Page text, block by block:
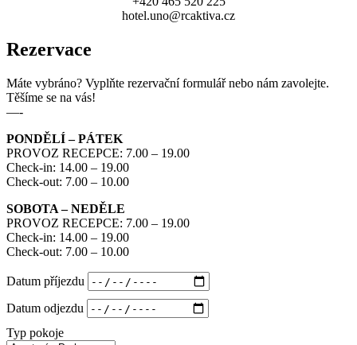
hotel.uno@rcaktiva.cz
Rezervace
Máte vybráno? Vyplňte rezervační formulář nebo nám zavolejte.
Těšíme se na vás!
—-
PONDĚLÍ – PÁTEK
PROVOZ RECEPCE: 7.00 – 19.00
Check-in: 14.00 – 19.00
Check-out: 7.00 – 10.00
SOBOTA – NEDĚLE
PROVOZ RECEPCE: 7.00 – 19.00
Check-in: 14.00 – 19.00
Check-out: 7.00 – 10.00
Datum příjezdu
Datum odjezdu
Typ pokoje